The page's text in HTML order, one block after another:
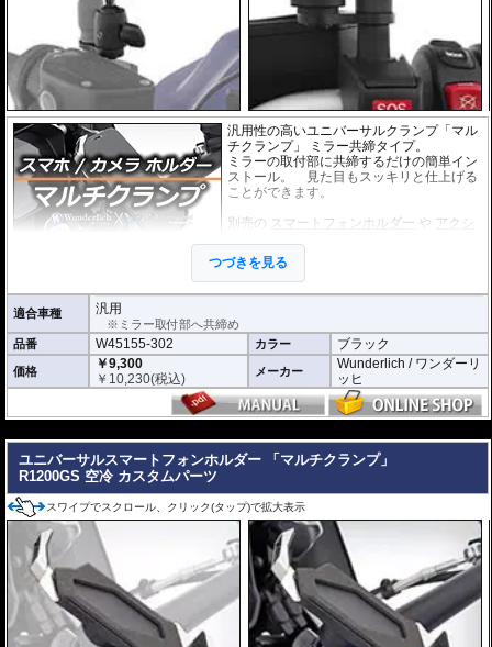
汎用性の高いユニバーサルクランプ「マル
チクランプ」 ミラー共締タイプ。
ミラーの取付部に共締するだけの簡単イン
ストール。 見た目もスッキリと仕上げる
ことができます。
別売の
スマートフォンホルダー や アクシ
スマートに搭載が可能になります。
つづきを見る
適合車種 汎用
※ミラー取付部へ共締め
品番
W45155-302 カラー ブラック
価格
￥9,300
￥ 10,230(税込) メーカー
Wunderlich / ワンダーリ
ッヒ
ユニバーサルスマートフォンホルダー 「マルチクランプ」
R1200GS 空冷 カスタムパーツ
スワイプでスクロール、クリック(タップ)で拡大表示